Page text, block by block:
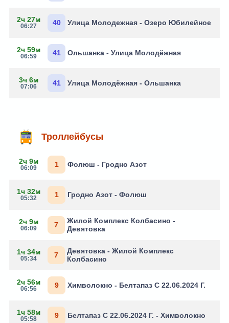
2ч 27м
06:27 40 Улица Молодежная - Озеро Юбилейное
2ч 59м
06:59 41 Ольшанка - Улица Молодёжная
3ч 6м
07:06 41 Улица Молодёжная - Ольшанка
Троллейбусы
2ч 9м
06:09 1 Фолюш - Гродно Азот
1ч 32м
05:32 1 Гродно Азот - Фолюш
2ч 9м
06:09 7
Жилой Комплекс Колбасино -
Девятовка
1ч 34м
05:34 7
Девятовка - Жилой Комплекс
Колбасино
2ч 56м
06:56 9 Химволокно - Белтапаз С 22.06.2024 Г.
1ч 58м
05:58 9 Белтапаз С 22.06.2024 Г. - Химволокно